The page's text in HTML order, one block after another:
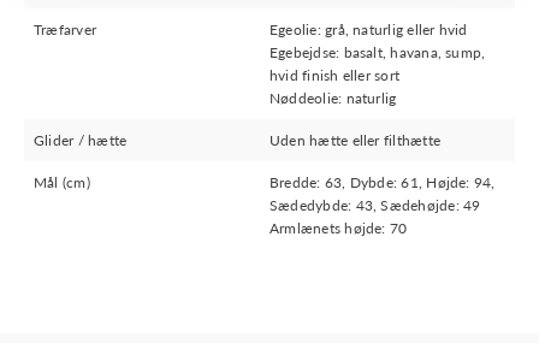
Træfarver
Egeolie: grå, naturlig eller hvid
Egebejdse: basalt, havana, sump,
hvid finish eller sort
Nøddeolie: naturlig
Glider / hætte Uden hætte eller filthætte
Mål (cm)
Bredde: 63, Dybde: 61, Højde: 94,
Sædedybde: 43, Sædehøjde: 49
Armlænets højde: 70